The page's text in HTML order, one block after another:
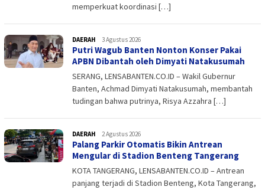
memperkuat koordinasi […]
DAERAH admin
3 Agustus 2026
Putri Wagub Banten Nonton Konser Pakai
APBN Dibantah oleh Dimyati Natakusumah
SERANG, LENSABANTEN.CO.ID – Wakil Gubernur
Banten, Achmad Dimyati Natakusumah, membantah
tudingan bahwa putrinya, Risya Azzahra […]
DAERAH admin
2 Agustus 2026
Palang Parkir Otomatis Bikin Antrean
Mengular di Stadion Benteng Tangerang
KOTA TANGERANG, LENSABANTEN.CO.ID – Antrean
panjang terjadi di Stadion Benteng, Kota Tangerang,